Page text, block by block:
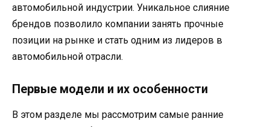
автомобильной индустрии. Уникальное слияние
брендов позволило компании занять прочные
позиции на рынке и стать одним из лидеров в
автомобильной отрасли.
Первые модели и их особенности
В этом разделе мы рассмотрим самые ранние